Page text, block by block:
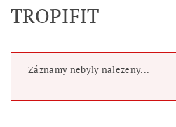
TROPIFIT
Záznamy nebyly nalezeny...